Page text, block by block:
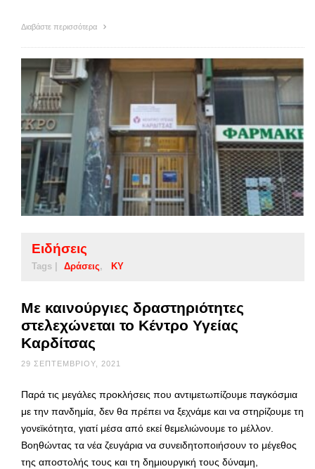
Διαβάστε περισσότερα
Ειδήσεις
Tags | Δράσεις ΚΥ
Με καινούργιες δραστηριότητες
στελεχώνεται το Κέντρο Υγείας
Καρδίτσας
29 ΣΕΠΤΕΜΒΡΊΟΥ, 2021
Παρά τις μεγάλες προκλήσεις που αντιμετωπίζουμε παγκόσμια
με την πανδημία, δεν θα πρέπει να ξεχνάμε και να στηρίζουμε τη
γονεϊκότητα, γιατί μέσα από εκεί θεμελιώνουμε το μέλλον.
Βοηθώντας τα νέα ζευγάρια να συνειδητοποιήσουν το μέγεθος
της αποστολής τους και τη δημιουργική τους δύναμη,